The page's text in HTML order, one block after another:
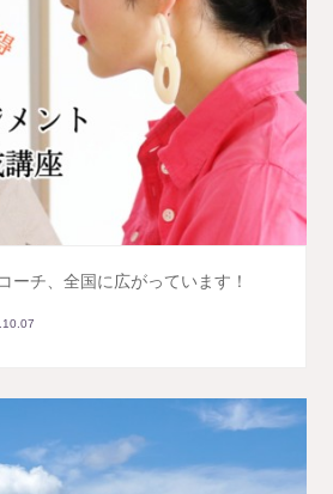
ーチ、全国に広がっています！